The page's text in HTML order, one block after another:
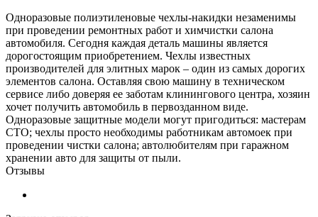
Одноразовые полиэтиленовые чехлы-накидки незаменимы
при проведении ремонтных работ и химчистки салона
автомобиля. Сегодня каждая деталь машины является
дорогостоящим приобретением. Чехлы известных
производителей для элитных марок – один из самых дорогих
элементов салона. Оставляя свою машину в техническом
сервисе либо доверяя ее заботам клинингового центра, хозяин
хочет получить автомобиль в первозданном виде.
Одноразовые защитные модели могут пригодиться: мастерам
СТО; чехлы просто необходимы работникам автомоек при
проведении чистки салона; автолюбителям при гаражном
хранении авто для защиты от пыли.
Отзывы